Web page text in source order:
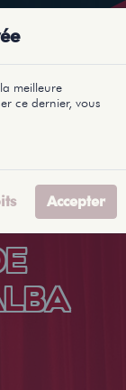
meilleure
ce dernier, vous
Accepter